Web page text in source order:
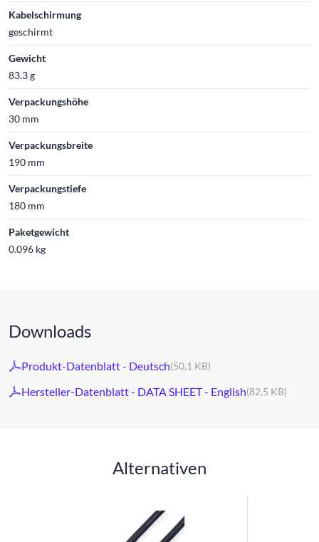
Kabelschirmung
geschirmt
Gewicht
83.3 g
Verpackungshöhe
30 mm
Verpackungsbreite
190 mm
Verpackungstiefe
180 mm
Paketgewicht
0.096 kg
Downloads
Produkt-Datenblatt - Deutsch(50,1 KB)
Hersteller-Datenblatt - DATA SHEET - English(82,5 KB)
Alternativen